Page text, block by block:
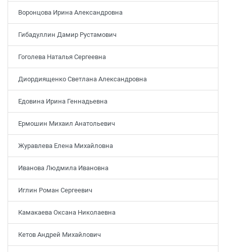
Воронцова Ирина Александровна
Гибадуллин Дамир Рустамович
Гоголева Наталья Сергеевна
Диордиященко Светлана Александровна
Едовина Ирина Геннадьевна
Ермошин Михаил Анатольевич
Журавлева Елена Михайловна
Иванова Людмила Ивановна
Иглин Роман Сергеевич
Камакаева Оксана Николаевна
Кетов Андрей Михайлович